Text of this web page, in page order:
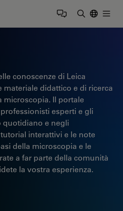
conoscenze di Leica
materiale didattico e di ricerca
microscopia. Il portale
esperti e gli
quotidiano e negli
interattivi e le note
della microscopia e le
a far parte della comunità
la vostra esperienza.